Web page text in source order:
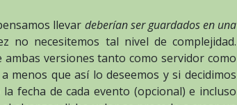
llevar deberían ser guardados en una
no necesitemos tal nivel de complejidad.
ambas versiones tanto como servidor como
que así lo deseemos y si decidimos
fecha de cada evento (opcional) e incluso